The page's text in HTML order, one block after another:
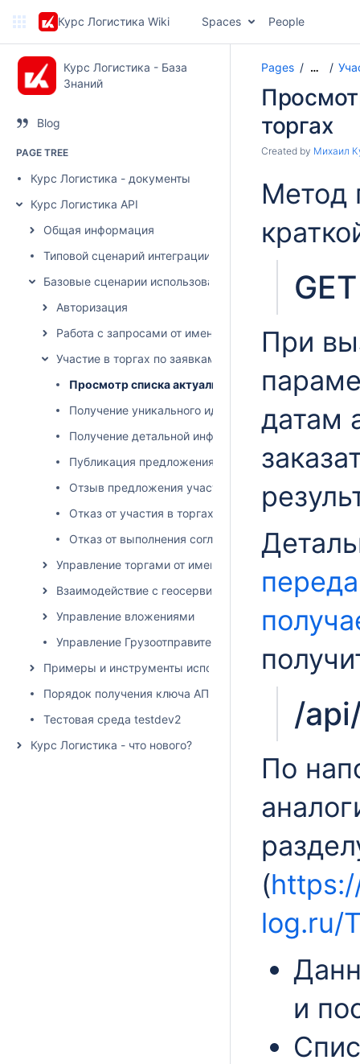
Курс Логистика Wiki Spaces People
Курс Логистика - База
Знаний
Blog
PAGE TREE
Курс Логистика - документы
Курс Логистика API
Общая информация
Типовой сценарий интеграции
Базовые сценарии использования
Авторизация
Работа с запросами от имени грузовладельца
Участие в торгах по заявкам от имени
Просмотр списка актуальных заявок на торгах
Получение уникального идентификатора заявки
Получение детальной информации по заявке и
Публикация предложения по заявке на перевозку
Отзыв предложения участником торгов
Отказ от участия в торгах
Отказ от выполнения согласованной перевозки
Управление торгами от имени грузовладельца
Взаимодействие с геосервисами
Управление вложениями
Управление Грузоотправителями и
Примеры и инструменты использования API
Порядок получения ключа АПИ
Тестовая среда testdev2
Курс Логистика - что нового?
Pages …
торгах
Created by Михаил
Метод
При
датам
/
По
(
log.ru/
и